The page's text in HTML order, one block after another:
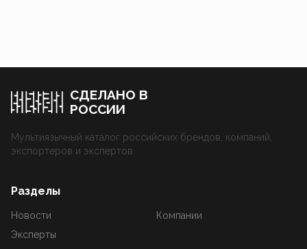
СДЕЛАНО В
РОССИИ
Мультиязычный каталог российских брендов, компаний,
экспортеров и экспертов.
Разделы
Новости
Компании
Эксперты